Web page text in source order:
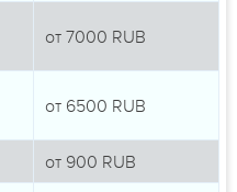
от 7000 RUB
от 6500 RUB
от 900 RUB